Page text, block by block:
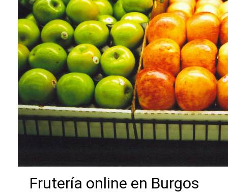
Frutería online en Burgos